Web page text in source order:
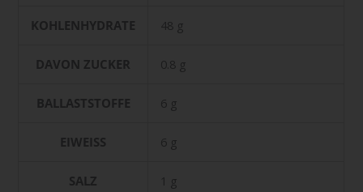
KOHLENHYDRATE 48 g
DAVON ZUCKER 0.8 g
BALLASTSTOFFE 6 g
EIWEISS 6 g
SALZ 1 g